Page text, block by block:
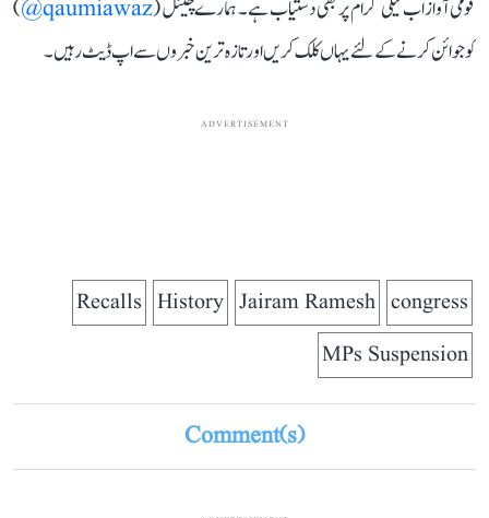
قومی آواز اب ٹیلی گرام پر بھی دستیاب ہے۔ ہمارے چینل (qaumiawaz@
)
کو جوائن کرنے کے لئے یہاں کلک کریں اور تازہ ترین خبروں سے اپ ڈیٹ رہیں۔
ADVERTISEMENT
congress
Jairam Ramesh
History
Recalls
MPs Suspension
Comment(s)